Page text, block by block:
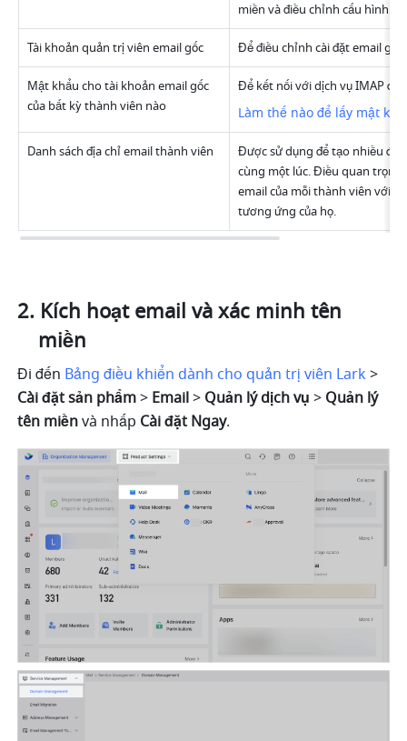
miền và điều chỉnh cấu hình
Tài khoản quản trị viên email gốc Để điều chỉnh cài đặt email
Mật khẩu cho tài khoản email gốc
của bất kỳ thành viên nào
Để kết nối với dịch vụ IMAP
Làm thế nào để lấy mật
Danh sách địa chỉ email thành viên
Được sử dụng để tạo nhiều
cùng một lúc. Điều quan trọng
email của mỗi thành viên với
tương ứng của họ.
Kích hoạt email và xác minh tên
miền
Đi đến Bảng điều khiển dành cho quản trị viên Lark >
Cài đặt sản phẩm > Email > Quản lý dịch vụ > Quản lý
tên miền và nhấp Cài đặt Ngay.